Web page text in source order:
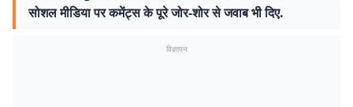
सोशल मीडिया पर कमेंट्स के पूरे जोर-शोर से जवाब भी दिए.
विज्ञापन